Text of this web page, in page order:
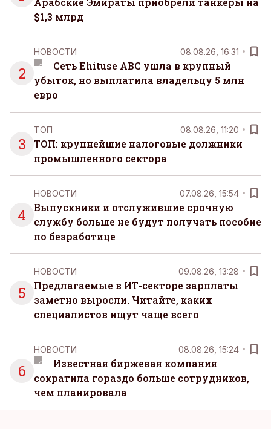
$1,3 млрд
2
НОВОСТИ 08.08.26, 16:31
Сеть Ehituse ABC ушла в крупный
убыток, но выплатила владельцу 5 млн
евро
3
ТОП 08.08.26, 11:20
ТОП: крупнейшие налоговые должники
промышленного сектора
4
НОВОСТИ 07.08.26, 15:54
Выпускники и отслужившие срочную
службу больше не будут получать пособие
по безработице
5
НОВОСТИ 09.08.26, 13:28
Предлагаемые в ИТ-секторе зарплаты
заметно выросли. Читайте, каких
специалистов ищут чаще всего
6
НОВОСТИ 08.08.26, 15:24
Известная биржевая компания
сократила гораздо больше сотрудников,
чем планировала